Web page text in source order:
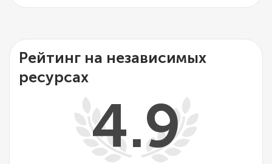
Рейтинг на независимых
ресурсах
4.9